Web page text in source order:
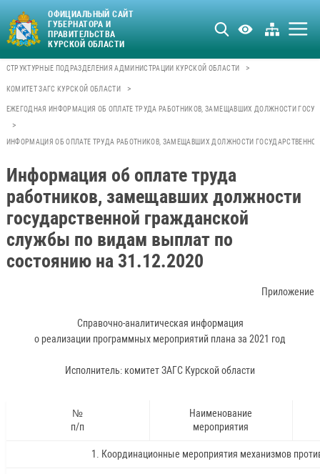
ОФИЦИАЛЬНЫЙ САЙТ
ГУБЕРНАТОРА И
ПРАВИТЕЛЬСТВА
КУРСКОЙ ОБЛАСТИ
СТРУКТУРНЫЕ ПОДРАЗДЕЛЕНИЯ АДМИНИСТРАЦИИ КУРСКОЙ ОБЛАСТИ >
КОМИТЕТ ЗАГС КУРСКОЙ ОБЛАСТИ >
ЕЖЕГОДНАЯ ИНФОРМАЦИЯ ОБ ОПЛАТЕ ТРУДА РАБОТНИКОВ, ЗАМЕЩАВШИХ ДОЛЖНОСТИ
>
ИНФОРМАЦИЯ ОБ ОПЛАТЕ ТРУДА РАБОТНИКОВ, ЗАМЕЩАВШИХ ДОЛЖНОСТИ
Информация об оплате труда
работников, замещавших должности
государственной гражданской
службы по видам выплат по
состоянию на 31.12.2020
Приложение
Справочно-аналитическая информация
о реализации программных мероприятий плана за 2021 год
Исполнитель: комитет ЗАГС Курской области
№
п/п
Наименование
мероприятия
1. Координационные мероприятия механизмов